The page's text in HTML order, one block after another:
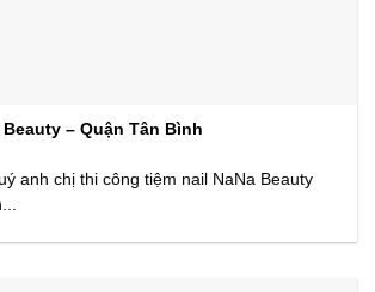
– Quận Tân Bình
anh chị thi công tiệm nail NaNa Beauty